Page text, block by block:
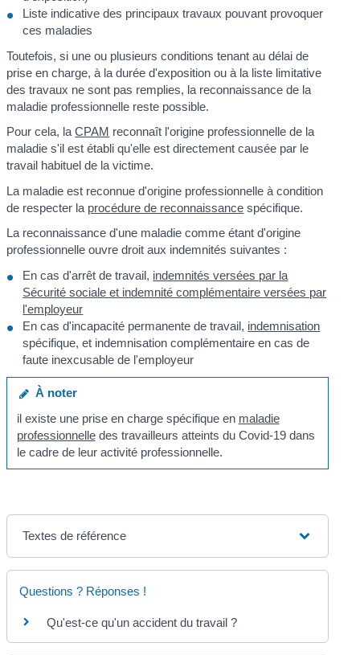
Liste indicative des principaux travaux pouvant provoquer
ces maladies
Toutefois, si une ou plusieurs conditions tenant au délai de
prise en charge, à la durée d'exposition ou à la liste limitative
des travaux ne sont pas remplies, la reconnaissance de la
maladie professionnelle reste possible.
Pour cela, laCPAM reconnaît l'origine professionnelle de la
maladie s'il est établi qu'elle est directement causée par le
travail habituel de la victime.
La maladie est reconnue d'origine professionnelle à condition
de respecter la procédure de reconnaissance spécifique.
La reconnaissance d'une maladie comme étant d'origine
professionnelle ouvre droit aux indemnités suivantes :
En cas d'arrêt de travail, indemnités versées par la
Sécurité sociale et indemnité complémentaire versées par
l'employeur
En cas d'incapacité permanente de travail, indemnisation
spécifique, et indemnisation complémentaire en cas de
faute inexcusable de l'employeur
À noter
il existe une prise en charge spécifique en maladie
professionnelledes travailleurs atteints du Covid-19 dans
le cadre de leur activité professionnelle.
Textes de référence
Questions ? Réponses !
Qu'est-ce qu'un accident du travail ?